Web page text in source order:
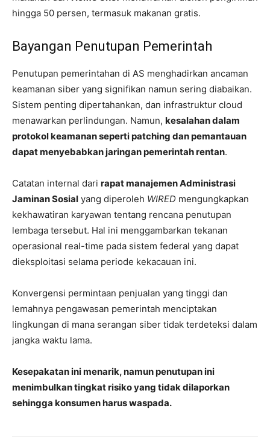
hingga 50 persen, termasuk makanan gratis.
Bayangan Penutupan Pemerintah
Penutupan pemerintahan di AS menghadirkan ancaman
keamanan siber yang signifikan namun sering diabaikan.
Sistem penting dipertahankan, dan infrastruktur cloud
menawarkan perlindungan. Namun, kesalahan dalam
protokol keamanan seperti patching dan pemantauan
dapat menyebabkan jaringan pemerintah rentan.
Catatan internal dari rapat manajemen Administrasi
Jaminan Sosial yang diperoleh WIRED mengungkapkan
kekhawatiran karyawan tentang rencana penutupan
lembaga tersebut. Hal ini menggambarkan tekanan
operasional real-time pada sistem federal yang dapat
dieksploitasi selama periode kekacauan ini.
Konvergensi permintaan penjualan yang tinggi dan
lemahnya pengawasan pemerintah menciptakan
lingkungan di mana serangan siber tidak terdeteksi dalam
jangka waktu lama.
Kesepakatan ini menarik, namun penutupan ini
menimbulkan tingkat risiko yang tidak dilaporkan
sehingga konsumen harus waspada.